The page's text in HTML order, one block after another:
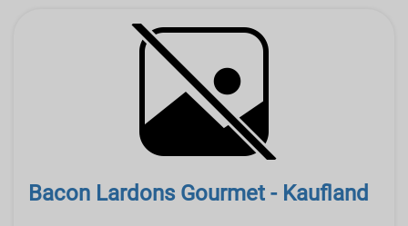
Bacon Lardons Gourmet - Kaufland